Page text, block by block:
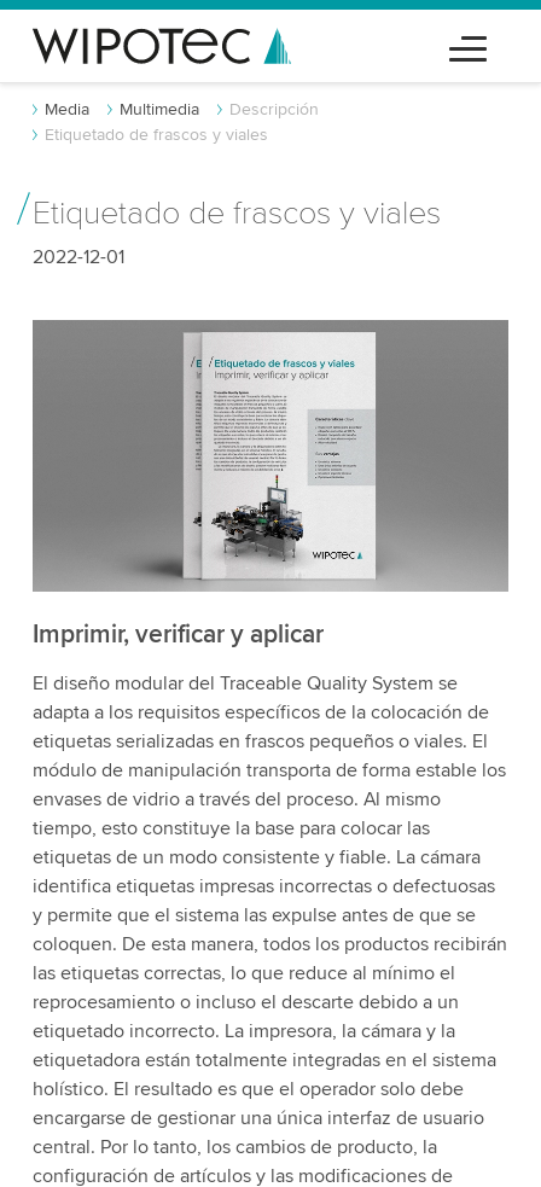
Media Multimedia
Descripción
Etiquetado de frascos y viales
Etiquetado de frascos y viales
2022-12-01
Imprimir, verificar y aplicar
El diseño modular del Traceable Quality System se
adapta a los requisitos específicos de la colocación de
etiquetas serializadas en frascos pequeños o viales. El
módulo de manipulación transporta de forma estable los
envases de vidrio a través del proceso. Al mismo
tiempo, esto constituye la base para colocar las
etiquetas de un modo consistente y fiable. La cámara
identifica etiquetas impresas incorrectas o defectuosas
y permite que el sistema las expulse antes de que se
coloquen. De esta manera, todos los productos recibirán
las etiquetas correctas, lo que reduce al mínimo el
reprocesamiento o incluso el descarte debido a un
etiquetado incorrecto. La impresora, la cámara y la
etiquetadora están totalmente integradas en el sistema
holístico. El resultado es que el operador solo debe
encargarse de gestionar una única interfaz de usuario
central. Por lo tanto, los cambios de producto, la
configuración de artículos y las modificaciones de